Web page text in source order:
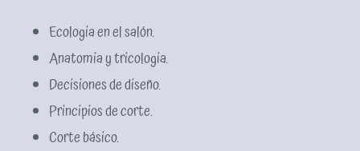
Ecologia en el salón.
Anatomia y tricologia.
Decisiones de diseño.
Principios de corte.
Corte básico.